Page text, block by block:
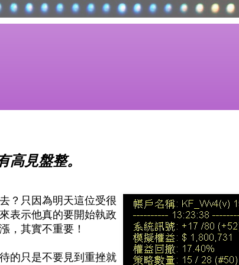
見盤整。
？只因為明天這位受很
表示他真的要開始執政
，其實不重要！
的只是不要見到重挫就